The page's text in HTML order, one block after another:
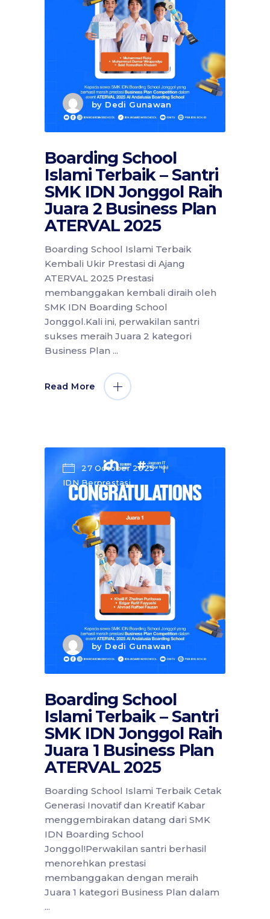
by Dedi Gunawan
Boarding School
Islami Terbaik – Santri
SMK IDN Jonggol Raih
Juara 2 Business Plan
ATERVAL 2025
Boarding School Islami Terbaik
Kembali Ukir Prestasi di Ajang
ATERVAL 2025 Prestasi
membanggakan kembali diraih oleh
SMK IDN Boarding School
Jonggol.Kali ini, perwakilan santri
sukses meraih Juara 2 kategori
Business Plan
Read More
27 October 2025
IDN Berprestasi
by Dedi Gunawan
Boarding School
Islami Terbaik – Santri
SMK IDN Jonggol Raih
Juara 1 Business Plan
ATERVAL 2025
Boarding School Islami Terbaik Cetak
Generasi Inovatif dan Kreatif Kabar
menggembirakan datang dari SMK
IDN Boarding School
Jonggol!Perwakilan santri berhasil
menorehkan prestasi
membanggakan dengan meraih
Juara 1 kategori Business Plan dalam